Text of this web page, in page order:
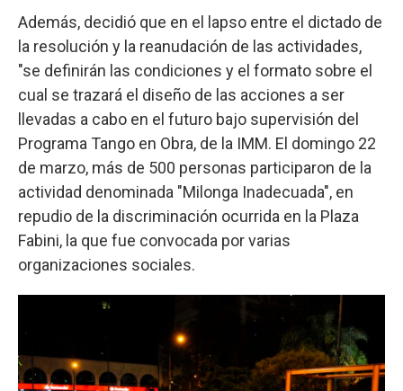
Además, decidió que en el lapso entre el dictado de
la resolución y la reanudación de las actividades,
"se definirán las condiciones y el formato sobre el
cual se trazará el diseño de las acciones a ser
llevadas a cabo en el futuro bajo supervisión del
Programa Tango en Obra, de la IMM. El domingo 22
de marzo, más de 500 personas participaron de la
actividad denominada "Milonga Inadecuada", en
repudio de la discriminación ocurrida en la Plaza
Fabini, la que fue convocada por varias
organizaciones sociales.